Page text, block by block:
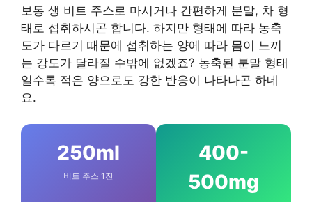
보통 생 비트 주스로 마시거나 간편하게 분말, 차 형
태로 섭취하시곤 합니다. 하지만 형태에 따라 농축
도가 다르기 때문에 섭취하는 양에 따라 몸이 느끼
는 강도가 달라질 수밖에 없겠죠? 농축된 분말 형태
일수록 적은 양으로도 강한 반응이 나타나곤 하네
요.
250ml
비트 주스 1잔
400-
500mg